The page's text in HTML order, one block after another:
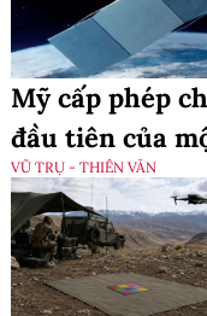
Mỹ cấp phép
đầu tiên của
VŨ TRỤ - THIÊN VĂN